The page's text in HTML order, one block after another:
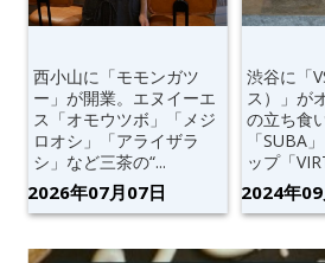
西小山に「モモンガツ
ー」が開業。エヌイーエ
ス「オモウツボ」「メジ
ロオシ」「アライザラ
シ」など三茶の“...
2026年07月07日
渋谷に「
ス）」が
の立ち食
「SUBA
ップ「
2024年